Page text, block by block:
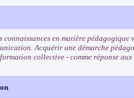
en matière
Acquérir une démarche
collective - comme réponse